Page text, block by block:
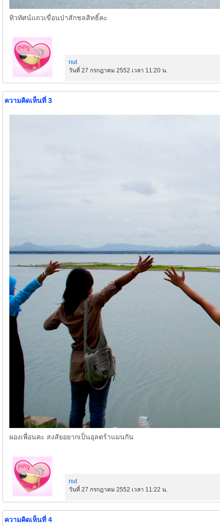
ทิวทัศน์แถวเขื่อนป่าสักชลสิทธิ์คะ
nut
วันที่ 27 กรกฎาคม 2552 เวลา 11:20 น.
ความคิดเห็นที่ 3
ผองเพื่อนคะ สงสัยอยากเป็นอุลตร้าแมนกัน
nut
วันที่ 27 กรกฎาคม 2552 เวลา 11:22 น.
ความคิดเห็นที่ 4